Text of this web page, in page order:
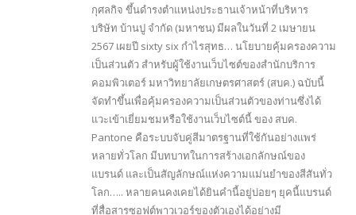
กุศลกิจ ขึ้นดำรงตำแหน่งประธานเจ้าหน้าที่บริหาร
บริษัท บ้านปู จำกัด (มหาชน) มีผลในวันที่ 2 เมษายน
2567 เผยปี sixty six กำไรสุทธ… นโยบายคุ้มครองความ
เป็นส่วนตัว สำหรับผู้ใช้งานเว็บไซต์ของสำนักบริการ
คอมพิวเตอร์ มหาวิทยาลัยเกษตรศาสตร์ (สบค.) ฉบับนี้
จัดทำขึ้นเพื่อคุ้มครองความเป็นส่วนตัวของท่านซึ่งได้
แวะเข้าเยี่ยมชมหรือใช้งานเว็บไซต์นี้ ของ สบค.
Pantone คือระบบจับคู่สีมาตรฐานที่ใช้กันอย่างแพร่
หลายทั่วโลก มีบทบาทในการสร้างเอกลักษณ์ของ
แบรนด์ และเป็นสัญลักษณ์แห่งความแม่นยำของสีสันทั่ว
โลก….. หลายคนคงเคยได้ยินคำนี้อยู่บ่อยๆ ยุคนี้แบรนด์
ที่สื่อสารซอฟต์พาวเวอร์ของตัวเองได้อย่างมี